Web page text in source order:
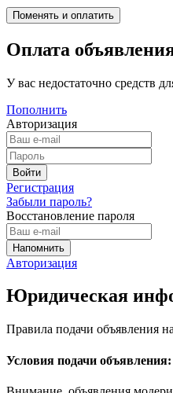
Оплата
У вас недостаточно средств
Пополнить
Авторизация
Регистрация
Забыли пароль?
Восстановление пароля
Авторизация
Юридическая
Правила подачи объявления
Условия подачи объявления: